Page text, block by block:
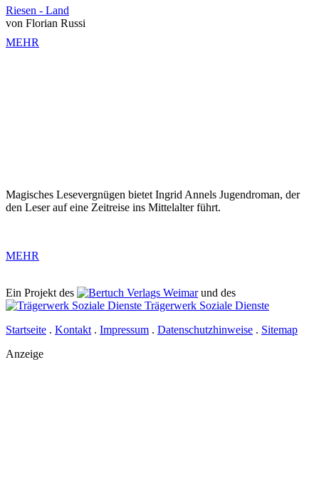
Riesen - Land
von Florian Russi
MEHR
Magisches Lesevergnügen bietet Ingrid Annels Jugendroman, der
den Leser auf eine Zeitreise ins Mittelalter führt.
MEHR
Ein Projekt des Verlags Weimarund des
Trägerwerk Soziale Dienste
Startseite . Kontakt. Impressum . Datenschutzhinweise . Sitemap
Anzeige